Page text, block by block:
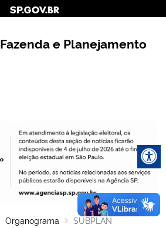
Fazenda e Planejamento
Organograma SUBPLAN